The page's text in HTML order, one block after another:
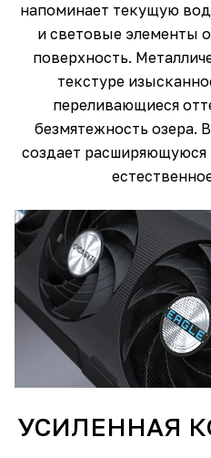
напоминает текущую
и световые
поверхность.
текстуре
переливающиеся
безмятежность озера.
создает расширяющуюся
УСИЛЕННАЯ